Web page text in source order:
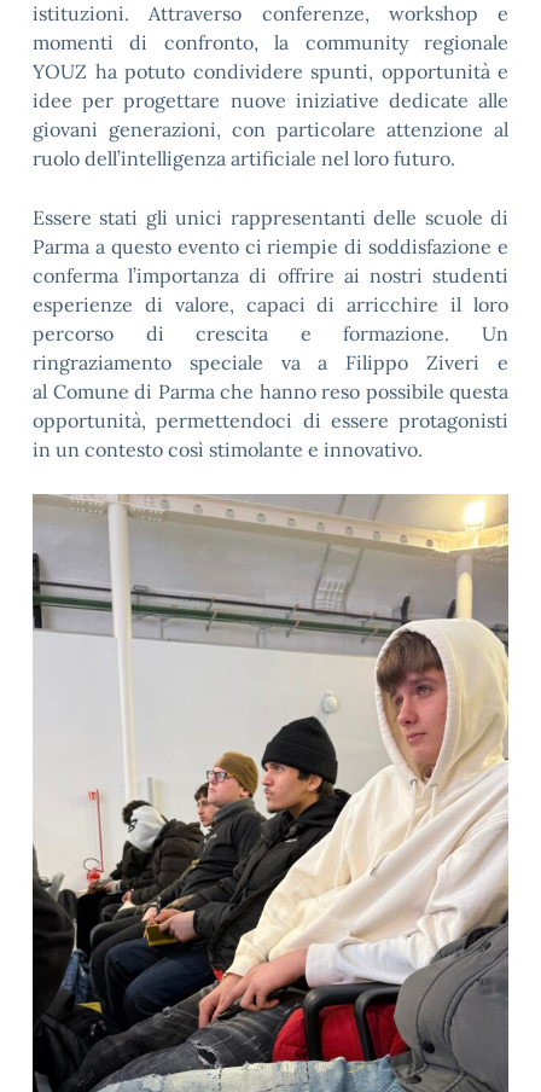
istituzioni. Attraverso conferenze, workshop e
momenti di confronto, la community regionale
YOUZ ha potuto condividere spunti, opportunità e
idee per progettare nuove iniziative dedicate alle
giovani generazioni, con particolare attenzione al
ruolo dell’intelligenza artificiale nel loro futuro.
Essere stati gli unici rappresentanti delle scuole di
Parma a questo evento ci riempie di soddisfazione e
conferma l’importanza di offrire ai nostri studenti
esperienze di valore, capaci di arricchire il loro
percorso di crescita e formazione. Un
ringraziamento speciale va a Filippo Ziveri e
al Comune di Parma che hanno reso possibile questa
opportunità, permettendoci di essere protagonisti
in un contesto così stimolante e innovativo.